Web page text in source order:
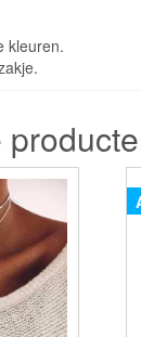
kleuren.